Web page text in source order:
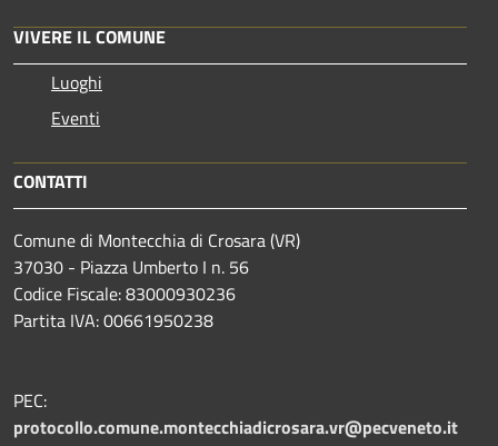
VIVERE IL COMUNE
Luoghi
Eventi
CONTATTI
Comune di Montecchia di Crosara (VR)
37030 - Piazza Umberto I n. 56
Codice Fiscale: 83000930236
Partita IVA: 00661950238
PEC:
protocollo.comune.montecchiadicrosara.vr@pecveneto.it